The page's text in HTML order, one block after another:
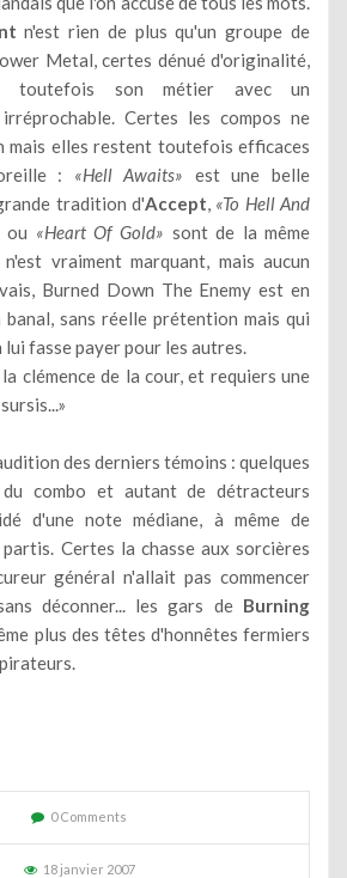
n'est rien de plus qu'un groupe de
Metal, certes dénué d'originalité,
toutefois son métier avec un
Certes les compos ne
mais elles restent toutefois efficaces
: «Hell Awaits» est une belle
tradition d'Accept, «To Hell And
ou «Heart Of Gold» sont de la même
vraiment marquant, mais aucun
Burned Down The Enemy est en
sans réelle prétention mais qui
lui fasse payer pour les autres.
clémence de la cour, et requiers une
des derniers témoins : quelques
combo et autant de détracteurs
d'une note médiane, à même de
Certes la chasse aux sorcières
général n'allait pas commencer
déconner... les gars de Burning
plus des têtes d'honnêtes fermiers
0 Comments
18 janvier 2007